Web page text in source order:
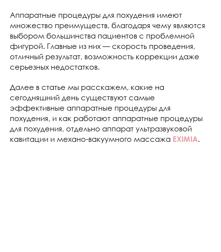
Аппаратные процедуры для похудения имеют
множество преимуществ, благодаря чему являются
выбором большинства пациентов с проблемной
фигурой. Главные из них — скорость проведения,
отличный результат, возможность коррекции даже
серьезных недостатков.
Далее в статье мы расскажем, какие на
сегодняшний день существуют самые
эффективные аппаратные процедуры для
похудения, и как работают аппаратные процедуры
для похудения, отдельно аппарат ультразвуковой
кавитации и механо-вакуумного массажа EXIMIA.